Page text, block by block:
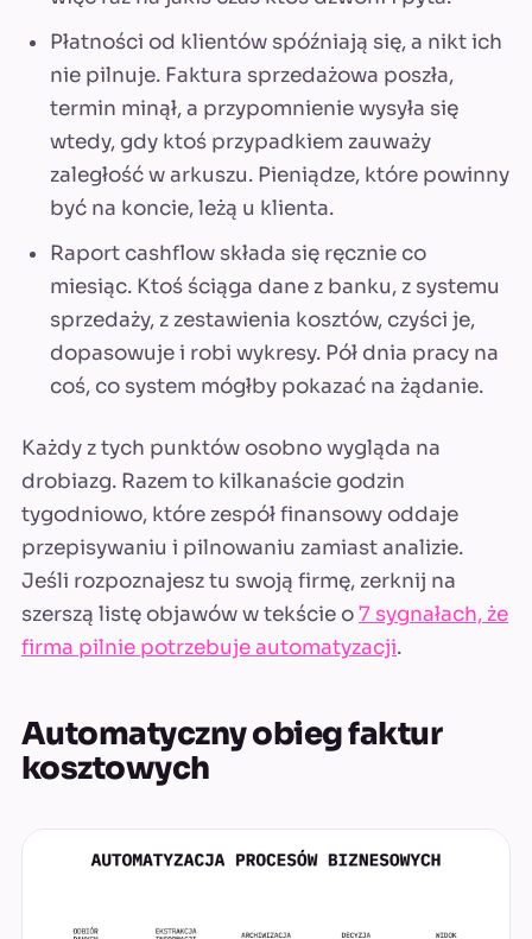
Płatności od klientów spóźniają się, a nikt ich
nie pilnuje. Faktura sprzedażowa poszła,
termin minął, a przypomnienie wysyła się
wtedy, gdy ktoś przypadkiem zauważy
zaległość w arkuszu. Pieniądze, które powinny
być na koncie, leżą u klienta.
Raport cashflow składa się ręcznie co
miesiąc. Ktoś ściąga dane z banku, z systemu
sprzedaży, z zestawienia kosztów, czyści je,
dopasowuje i robi wykresy. Pół dnia pracy na
coś, co system mógłby pokazać na żądanie.
Każdy z tych punktów osobno wygląda na
drobiazg. Razem to kilkanaście godzin
tygodniowo, które zespół finansowy oddaje
przepisywaniu i pilnowaniu zamiast analizie.
Jeśli rozpoznajesz tu swoją firmę, zerknij na
szerszą listę objawów w tekście o7 sygnałach, że
firma pilnie potrzebuje automatyzacji.
Automatyczny obieg faktur
kosztowych